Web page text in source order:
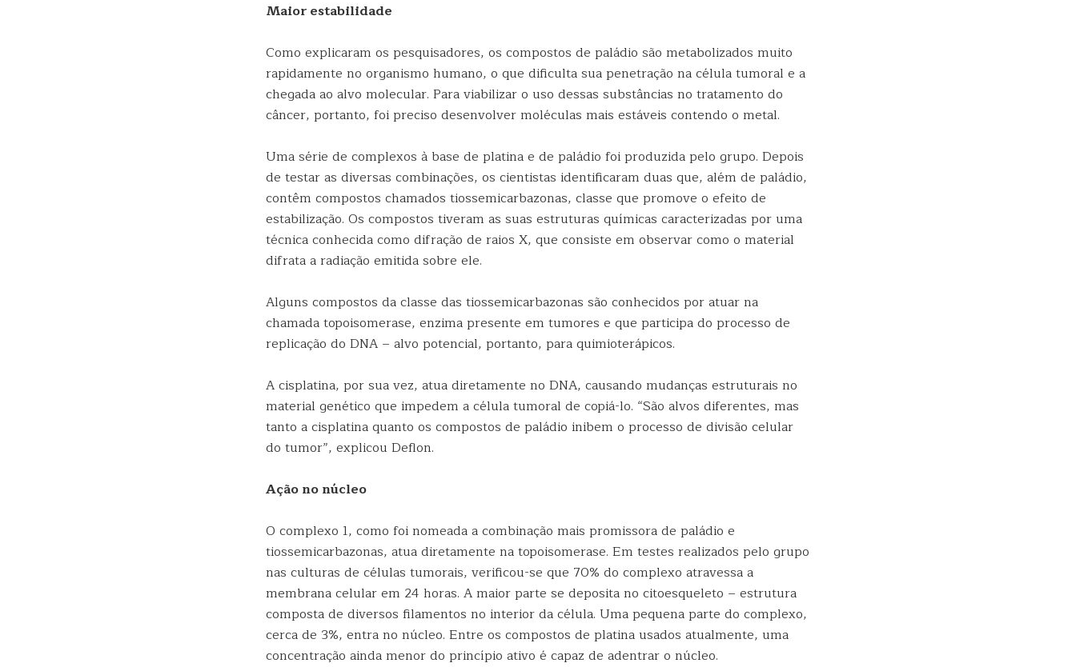
Maior estabilidade
Como explicaram os pesquisadores, os compostos de paládio são metabolizados muito
rapidamente no organismo humano, o que dificulta sua penetração na célula tumoral e a
chegada ao alvo molecular. Para viabilizar o uso dessas substâncias no tratamento do
câncer, portanto, foi preciso desenvolver moléculas mais estáveis contendo o metal.
Uma série de complexos à base de platina e de paládio foi produzida pelo grupo. Depois
de testar as diversas combinações, os cientistas identificaram duas que, além de paládio,
contêm compostos chamados tiossemicarbazonas, classe que promove o efeito de
estabilização. Os compostos tiveram as suas estruturas químicas caracterizadas por uma
técnica conhecida como difração de raios X, que consiste em observar como o material
difrata a radiação emitida sobre ele.
Alguns compostos da classe das tiossemicarbazonas são conhecidos por atuar na
chamada topoisomerase, enzima presente em tumores e que participa do processo de
replicação do DNA – alvo potencial, portanto, para quimioterápicos.
A cisplatina, por sua vez, atua diretamente no DNA, causando mudanças estruturais no
material genético que impedem a célula tumoral de copiá-lo. “São alvos diferentes, mas
tanto a cisplatina quanto os compostos de paládio inibem o processo de divisão celular
do tumor”, explicou Deflon.
Ação no núcleo
O complexo 1, como foi nomeada a combinação mais promissora de paládio e
tiossemicarbazonas, atua diretamente na topoisomerase. Em testes realizados pelo grupo
nas culturas de células tumorais, verificou-se que 70% do complexo atravessa a
membrana celular em 24 horas. A maior parte se deposita no citoesqueleto – estrutura
composta de diversos filamentos no interior da célula. Uma pequena parte do complexo,
cerca de 3%, entra no núcleo. Entre os compostos de platina usados atualmente, uma
concentração ainda menor do princípio ativo é capaz de adentrar o núcleo.